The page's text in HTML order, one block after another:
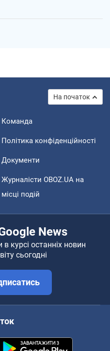
На початок
Команда
Політика конфіденційності
Документи
Журналісти OBOZ.UA на
місці подій
News
курсі останніх новин
сьогодні